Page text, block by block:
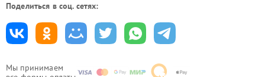
Мы принимаем
Поделиться в соц. сетях: